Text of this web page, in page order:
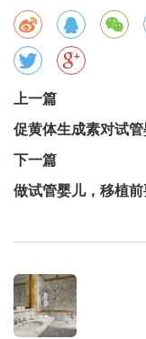
上一篇
促黄体生成素对试
下一篇
做试管婴儿，移植